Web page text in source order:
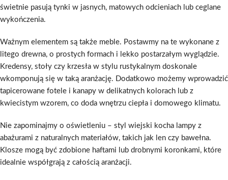
świetnie pasują tynki w jasnych, matowych odcieniach lub ceglane
wykończenia.
Ważnym elementem są także meble. Postawmy na te wykonane z
litego drewna, o prostych formach i lekko postarzałym wyglądzie.
Kredensy, stoły czy krzesła w stylu rustykalnym doskonale
wkomponują się w taką aranżację. Dodatkowo możemy wprowadzić
tapicerowane fotele i kanapy w delikatnych kolorach lub z
kwiecistym wzorem, co doda wnętrzu ciepła i domowego klimatu.
Nie zapominajmy o oświetleniu – styl wiejski kocha lampy z
abażurami z naturalnych materiałów, takich jak len czy bawełna.
Klosze mogą być zdobione haftami lub drobnymi koronkami, które
idealnie współgrają z całością aranżacji.